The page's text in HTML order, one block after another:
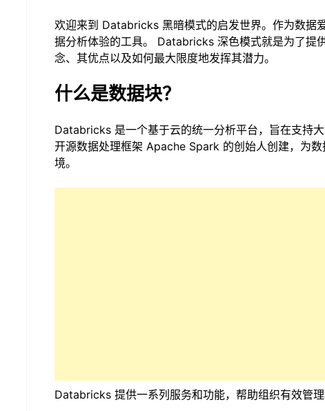
欢迎来到 Databricks 黑暗模式的启发世界。作为数据
据分析体验的工具。 Databricks 深色模式就是为了提
念、其优点以及如何最大限度地发挥其潜力。
什么是数据块？
Databricks 是一个基于云的统一分析平台，旨在支持
开源数据处理框架 Apache Spark 的创始人创建，为
境。
Databricks 提供一系列服务和功能，帮助组织有效管